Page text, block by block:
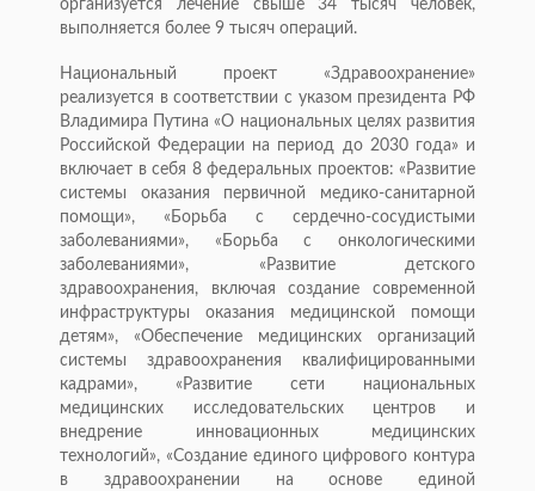
организуется лечение свыше 34 тысяч человек,
выполняется более 9 тысяч операций.
Национальный проект «Здравоохранение»
реализуется в соответствии с указом президента РФ
Владимира Путина «О национальных целях развития
Российской Федерации на период до 2030 года» и
включает в себя 8 федеральных проектов: «Развитие
системы оказания первичной медико-санитарной
помощи», «Борьба с сердечно-сосудистыми
заболеваниями», «Борьба с онкологическими
заболеваниями», «Развитие детского
здравоохранения, включая создание современной
инфраструктуры оказания медицинской помощи
детям», «Обеспечение медицинских организаций
системы здравоохранения квалифицированными
кадрами», «Развитие сети национальных
медицинских исследовательских центров и
внедрение инновационных медицинских
технологий», «Создание единого цифрового контура
в здравоохранении на основе единой